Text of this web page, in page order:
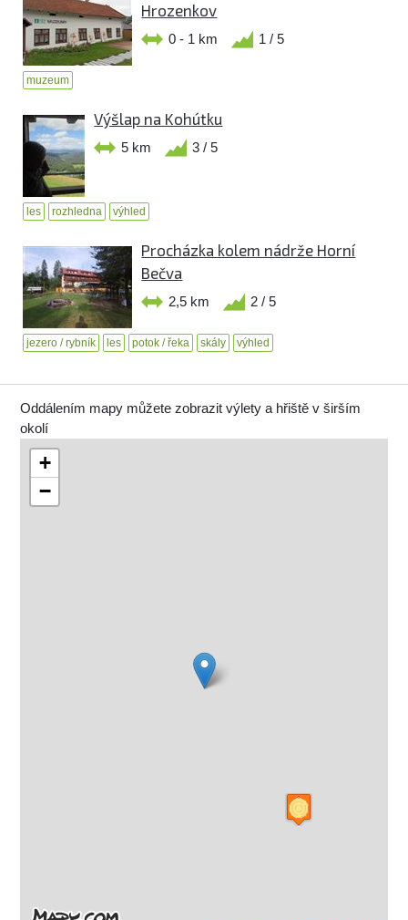
Hrozenkov
0 - 1 km 1 / 5
muzeum
Výšlap na Kohútku
5 km 3 / 5
les rozhledna výhled
Procházka kolem nádrže Horní
Bečva
2,5 km 2 / 5
jezero / rybník les potok / řeka skály výhled
Oddálením mapy můžete zobrazit výlety a hřiště v širším
okolí
+
−